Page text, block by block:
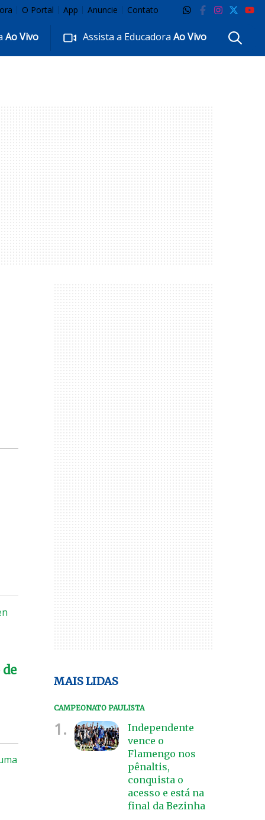
O Portal App Anuncie Contato
Ao Vivo Assista a EducadoraAo Vivo
MAIS LIDAS
CAMPEONATO PAULISTA
1.
Independente
vence o
Flamengo nos
pênaltis,
conquista o
acesso e está na
final da Bezinha